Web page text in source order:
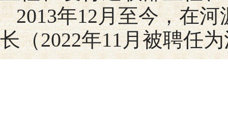
2013年12月至今，在
长（2022年11月被聘任